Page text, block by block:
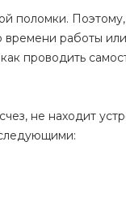
поломки.
времени работы
проводить
не находит